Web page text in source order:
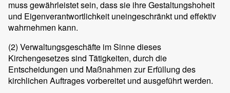
muss gewährleistet sein, dass sie ihre Gestaltungshoheit
und Eigenverantwortlichkeit uneingeschränkt und effektiv
wahrnehmen kann.
(2) Verwaltungsgeschäfte im Sinne dieses
Kirchengesetzes sind Tätigkeiten, durch die
Entscheidungen und Maßnahmen zur Erfüllung des
kirchlichen Auftrages vorbereitet und ausgeführt werden.